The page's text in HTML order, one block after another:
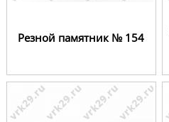
Резной памятник № 154